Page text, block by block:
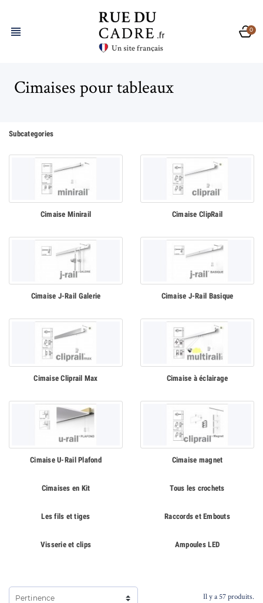
 0
Cimaises pour tableaux
Subcategories
Cimaise Minirail Cimaise ClipRail
Cimaise J-Rail Galerie Cimaise J-Rail Basique
Cimaise Cliprail Max Cimaise à éclairage
Cimaise U-Rail Plafond Cimaise magnet
Cimaises en Kit Tous les crochets
Les fils et tiges Raccords et Embouts
Visserie et clips Ampoules LED
Il y a 57 produits.
Pertinence